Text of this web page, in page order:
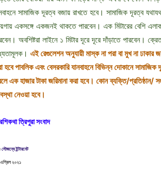
সামাজিক দূরত্ব বজায় রাখতে হবে। সামাজিক দূরত্ব
একসঙ্গে একজনই থাকতে পারবেন। এক মিটারের বেশি
অবশিষ্টরা লাইনে ১ মিটার দূরে দূরে দাঁড়াতে পারবেন।
এই রেগুলেশন অনুযায়ী মাস্ক না পরা বা মুখ না ঢাকার
হবে পাবলিক এবং বেসরকারি যানবাহনে বিভিন্ন দোকানে
এক হাজার টাকা জরিমানা করা হবে। কোন ব্যক্তি/প্রতিষ্ঠান/
নেওয়া হবে।
ত্রিপুরা সংবাদ
সৌজন্যে ইন্টারনেট
এপ্রিল ২০২১